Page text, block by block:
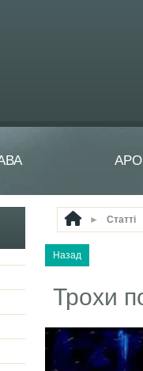
► Статті
Трохи